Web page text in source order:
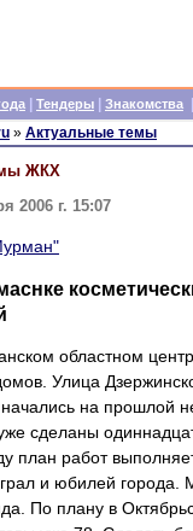
Тендеры Знакомства
» Актуальные темы
ЖКХ
2006 г. 15:07
областном
Улица
на прошлой
сделаны
план работ
и юбилей города.
По плану в